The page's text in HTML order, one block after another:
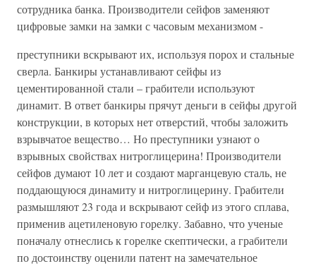
сотрудника банка. Производители сейфов заменяют
цифровые замки на замки с часовым механизмом -
преступники вскрывают их, используя порох и стальные
сверла. Банкиры устанавливают сейфы из
цементированной стали – грабители используют
динамит. В ответ банкиры прячут деньги в сейфы другой
конструкции, в которых нет отверстий, чтобы заложить
взрывчатое вещество… Но преступники узнают о
взрывных свойствах нитроглицерина! Производители
сейфов думают 10 лет и создают марганцевую сталь, не
поддающуюся динамиту и нитроглицерину. Грабители
размышляют 23 года и вскрывают сейф из этого сплава,
применив ацетиленовую горелку. Забавно, что ученые
поначалу отнеслись к горелке скептически, а грабители
по достоинству оценили патент на замечательное